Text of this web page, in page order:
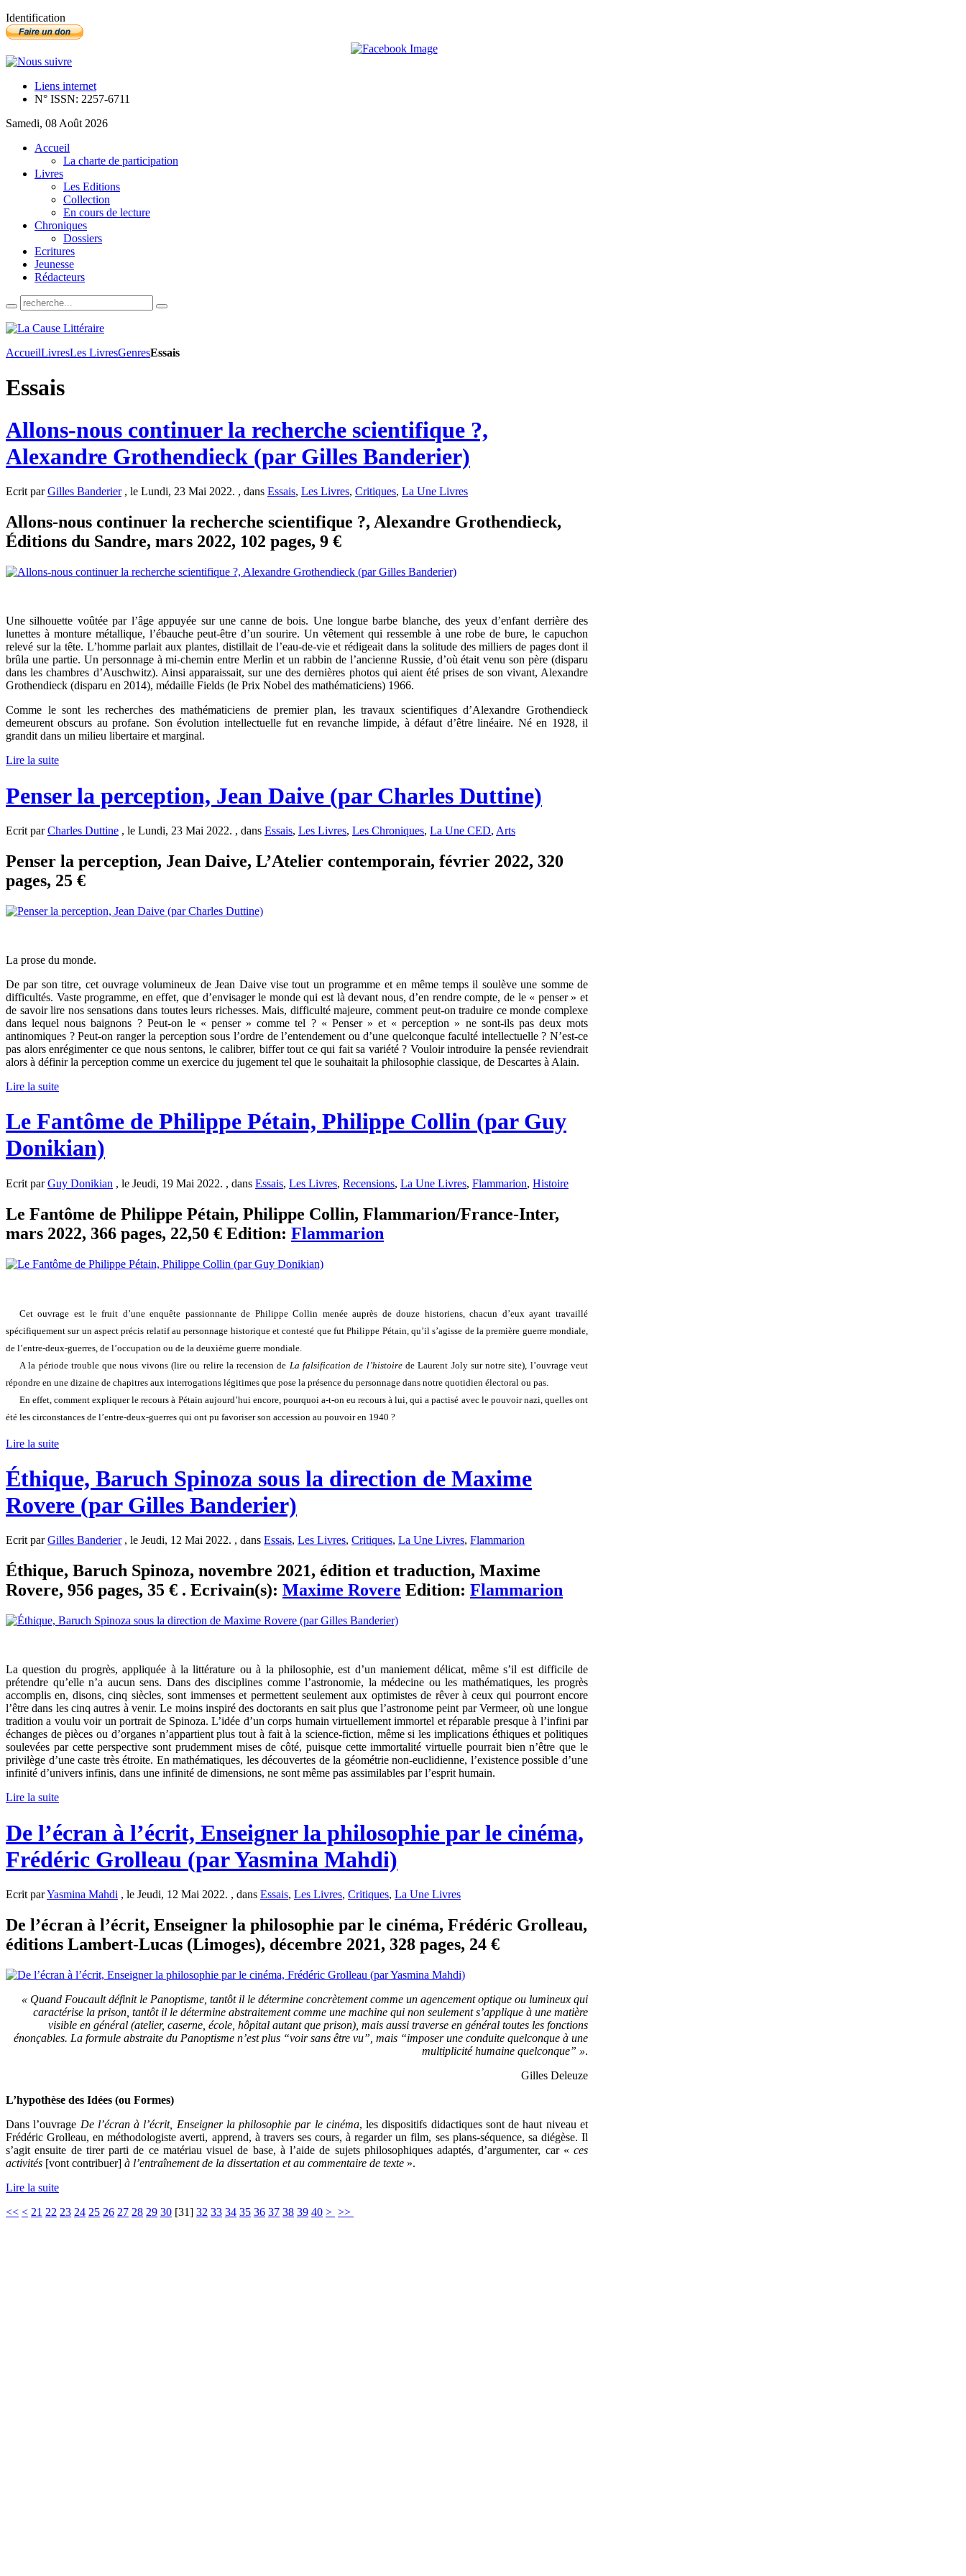
Identification
Liens internet
N° ISSN: 2257-6711
Samedi, 08 Août 2026
Accueil
La charte de participation
Livres
Les Editions
Collection
En cours de lecture
Chroniques
Dossiers
Ecritures
Jeunesse
Rédacteurs
AccueilLivresLes LivresGenresEssais
Essais
Allons-nous continuer la recherche scientifique ?,
Alexandre Grothendieck (par Gilles Banderier)
Ecrit parGilles Banderier, le Lundi, 23 Mai 2022. , dans Essais, Les Livres, Critiques, La Une Livres
Allons-nous continuer la recherche scientifique ?, Alexandre Grothendieck,
Éditions du Sandre, mars 2022, 102 pages, 9 €
Une silhouette voûtée par l’âge appuyée sur une canne de bois. Une longue barbe blanche, des yeux d’enfant derrière des
lunettes à monture métallique, l’ébauche peut-être d’un sourire. Un vêtement qui ressemble à une robe de bure, le capuchon
relevé sur la tête. L’homme parlait aux plantes, distillait de l’eau-de-vie et rédigeait dans la solitude des milliers de pages dont il
brûla une partie. Un personnage à mi-chemin entre Merlin et un rabbin de l’ancienne Russie, d’où était venu son père (disparu
dans les chambres d’Auschwitz). Ainsi apparaissait, sur une des dernières photos qui aient été prises de son vivant, Alexandre
Grothendieck (disparu en 2014), médaille Fields (le Prix Nobel des mathématiciens) 1966.
Comme le sont les recherches des mathématiciens de premier plan, les travaux scientifiques d’Alexandre Grothendieck
demeurent obscurs au profane. Son évolution intellectuelle fut en revanche limpide, à défaut d’être linéaire. Né en 1928, il
grandit dans un milieu libertaire et marginal.
Lire la suite
Penser la perception, Jean Daive (par Charles Duttine)
Ecrit parCharles Duttine , le Lundi, 23 Mai 2022. , dans Essais, Les Livres, Les Chroniques, La Une CED, Arts
Penser la perception, Jean Daive, L’Atelier contemporain, février 2022, 320
pages, 25 €
La prose du monde.
De par son titre, cet ouvrage volumineux de Jean Daive vise tout un programme et en même temps il soulève une somme de
difficultés. Vaste programme, en effet, que d’envisager le monde qui est là devant nous, d’en rendre compte, de le « penser » et
de savoir lire nos sensations dans toutes leurs richesses. Mais, difficulté majeure, comment peut-on traduire ce monde complexe
dans lequel nous baignons ? Peut-on le « penser » comme tel ? « Penser » et « perception » ne sont-ils pas deux mots
antinomiques ? Peut-on ranger la perception sous l’ordre de l’entendement ou d’une quelconque faculté intellectuelle ? N’est-ce
pas alors enrégimenter ce que nous sentons, le calibrer, biffer tout ce qui fait sa variété ? Vouloir introduire la pensée reviendrait
alors à définir la perception comme un exercice du jugement tel que le souhaitait la philosophie classique, de Descartes à Alain.
Lire la suite
Le Fantôme de Philippe Pétain, Philippe Collin (par Guy
Donikian)
Ecrit parGuy Donikian , le Jeudi, 19 Mai 2022. , dans Essais, Les Livres, Recensions, La Une Livres, Flammarion, Histoire
Le Fantôme de Philippe Pétain, Philippe Collin, Flammarion/France-Inter,
mars 2022, 366 pages, 22,50 € Edition: Flammarion
Cet ouvrage est le fruit d’une enquête passionnante de Philippe Collin menée auprès de douze historiens, chacun d’eux ayant travaillé
spécifiquement sur un aspect précis relatif au personnage historique et contesté que fut Philippe Pétain, qu’il s’agisse de la première guerre mondiale,
de l’entre-deux-guerres, de l’occupation ou de la deuxième guerre mondiale.
A la période trouble que nous vivons (lire ou relire la recension de La falsification de l’histoirede Laurent Joly sur notre site), l’ouvrage veut
répondre en une dizaine de chapitres aux interrogations légitimes que pose la présence du personnage dans notre quotidien électoral ou pas.
En effet, comment expliquer le recours à Pétain aujourd’hui encore, pourquoi a-t-on eu recours à lui, qui a pactisé avec le pouvoir nazi, quelles ont
été les circonstances de l’entre-deux-guerres qui ont pu favoriser son accession au pouvoir en 1940 ?
Lire la suite
Éthique, Baruch Spinoza sous la direction de Maxime
Rovere (par Gilles Banderier)
Ecrit parGilles Banderier, le Jeudi, 12 Mai 2022. , dans Essais, Les Livres, Critiques, La Une Livres, Flammarion
Éthique, Baruch Spinoza, novembre 2021, édition et traduction, Maxime
Rovere, 956 pages, 35 € . Ecrivain(s): Maxime Rovere Edition: Flammarion
La question du progrès, appliquée à la littérature ou à la philosophie, est d’un maniement délicat, même s’il est difficile de
prétendre qu’elle n’a aucun sens. Dans des disciplines comme l’astronomie, la médecine ou les mathématiques, les progrès
accomplis en, disons, cinq siècles, sont immenses et permettent seulement aux optimistes de rêver à ceux qui pourront encore
l’être dans les cinq autres à venir. Le moins inspiré des doctorants en sait plus que l’astronome peint par Vermeer, où une longue
tradition a voulu voir un portrait de Spinoza. L’idée d’un corps humain virtuellement immortel et réparable presque à l’infini par
échanges de pièces ou d’organes n’appartient plus tout à fait à la science-fiction, même si les implications éthiques et politiques
soulevées par cette perspective sont prudemment mises de côté, puisque cette immortalité virtuelle pourrait bien n’être que le
privilège d’une caste très étroite. En mathématiques, les découvertes de la géométrie non-euclidienne, l’existence possible d’une
infinité d’univers infinis, dans une infinité de dimensions, ne sont même pas assimilables par l’esprit humain.
Lire la suite
De l’écran à l’écrit, Enseigner la philosophie par le cinéma,
Frédéric Grolleau (par Yasmina Mahdi)
Ecrit parYasmina Mahdi , le Jeudi, 12 Mai 2022. , dans Essais, Les Livres, Critiques, La Une Livres
De l’écran à l’écrit, Enseigner la philosophie par le cinéma, Frédéric Grolleau,
éditions Lambert-Lucas (Limoges), décembre 2021, 328 pages, 24 €
« Quand Foucault définit le Panoptisme, tantôt il le détermine concrètement comme un agencement optique ou lumineux qui
caractérise la prison, tantôt il le détermine abstraitement comme une machine qui non seulement s’applique à une matière
visible en général (atelier, caserne, école, hôpital autant que prison), mais aussi traverse en général toutes les fonctions
énonçables. La formule abstraite du Panoptisme n’est plus “voir sans être vu”, mais “imposer une conduite quelconque à une
multiplicité humaine quelconque” ».
Gilles Deleuze
L’hypothèse des Idées (ou Formes)
Dans l’ouvrage De l’écran à l’écrit, Enseigner la philosophie par le cinéma, les dispositifs didactiques sont de haut niveau et
Frédéric Grolleau, en méthodologiste averti, apprend, à travers ses cours, à regarder un film, ses plans-séquence, sa diégèse. Il
s’agit ensuite de tirer parti de ce matériau visuel de base, à l’aide de sujets philosophiques adaptés, d’argumenter, car « ces
activités [vont contribuer] à l’entraînement de la dissertation et au commentaire de texte ».
Lire la suite
<< < 21 22 23 24 25 26 27 28 29 30 [31] 32 33 34 35 36 37 38 39 40 > >>